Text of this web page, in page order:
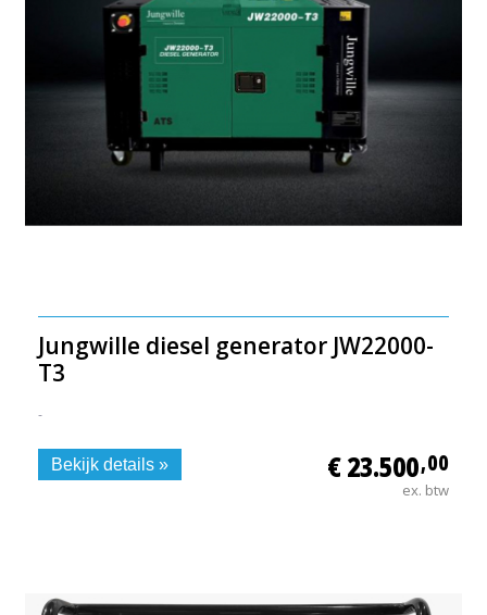
Jungwille diesel generator JW22000-
T3
-
€ 23.500,00
ex. btw
Bekijk details »